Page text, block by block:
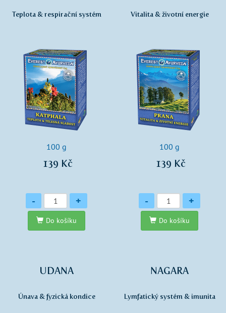
Teplota & respirační systém
100 g
139 Kč
Množství
- +
Do košíku
Vitalita & životní energie
100 g
139 Kč
Množství
- +
Do košíku
UDANA
Únava & fyzická kondice
NAGARA
Lymfatický systém & imunita